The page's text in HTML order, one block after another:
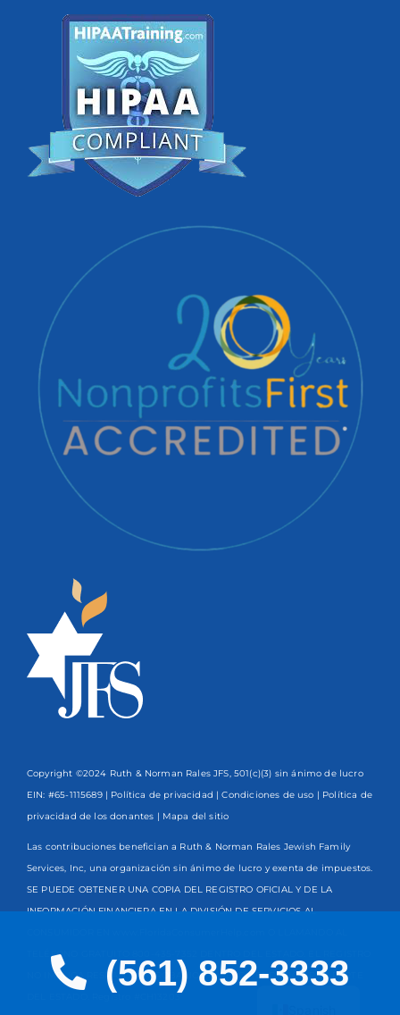
Copyright ©2024 Ruth & Norman Rales JFS, 501(c)(3) sin ánimo de lucro
EIN: #65-1115689 | Política de privacidad |Condiciones de uso | Política de
privacidad de los donantes | Mapa del sitio
Las contribuciones benefician a Ruth & Norman Rales Jewish Family
Services, Inc, una organización sin ánimo de lucro y exenta de impuestos.
SE PUEDE OBTENER UNA COPIA DEL REGISTRO OFICIAL Y DE LA
INFORMACIÓN FINANCIERA EN LA DIVISIÓN DE SERVICIOS AL
TELÉFONO GRATUITO
NO IMPLICA RESPALDO, APROBACIÓN O RECOMENDACIÓN POR PARTE
DEL ESTADO. Registro #CH13203
English
(561) 852-3333